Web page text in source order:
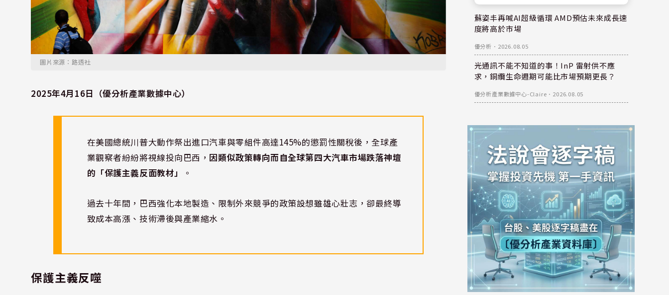
圖片來源：路透社
2025年4月16日（優分析產業數據中心）
在美國總統川普大動作祭出進口汽車與零組件高達145%的懲罰性關稅後，全球產
業觀察者紛紛將視線投向巴西， 因類似政策轉向而自全球第四大汽車市場跌落神壇
的「保護主義反面教材」
。
過去十年間，巴西強化本地製造、限制外來競爭的政策設想雖雄心壯志，卻最終導
致成本高漲、技術滯後與產業縮水。
保護主義反噬
蘇姿丰再喊AI超級循環 AMD預估未來成長速
度將高於市場
優分析 ． 2026.08.05
光通訊不能不知道的事！InP 雷射供不應
求，銅纜生命週期可能比市場預期更長？
優分析產業數據中心-Claire ． 2026.08.05